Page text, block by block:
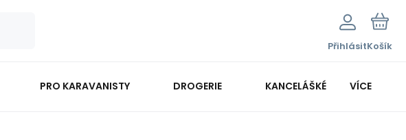
PřihlásitKošík
PRO KARAVANISTY DROGERIE KANCELÁŠKÉ POTŘEBY
VÍCE